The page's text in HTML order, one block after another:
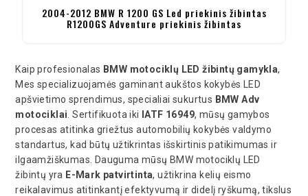
2004-2012 BMW R 1200 GS Led priekinis žibintas
R1200GS Adventure priekinis žibintas
Kaip profesionalas BMW motociklų LED žibintų gamykla,
Mes specializuojamės gaminant aukštos kokybės LED
apšvietimo sprendimus, specialiai sukurtus BMW Adv
motociklai . Sertifikuota iki IATF 16949, mūsų gamybos
procesas atitinka griežtus automobilių kokybės valdymo
standartus, kad būtų užtikrintas išskirtinis patikimumas ir
ilgaamžiškumas. Dauguma mūsų BMW motociklų LED
žibintų yra E-Mark patvirtinta, užtikrina kelių eismo
reikalavimus atitinkantį efektyvumą ir didelį ryškumą, tikslus